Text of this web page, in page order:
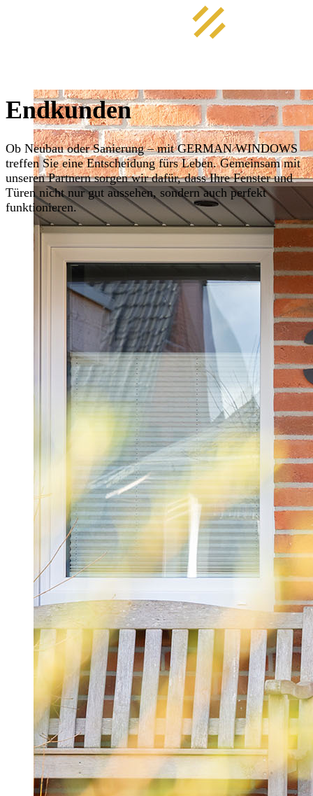
Endkunden
Ob Neubau oder Sanierung – mit GERMAN WINDOWS
treffen Sie eine Entscheidung fürs Leben. Gemeinsam mit
unseren Partnern sorgen wir dafür, dass Ihre Fenster und
Türen nicht nur gut aussehen, sondern auch perfekt
funktionieren.